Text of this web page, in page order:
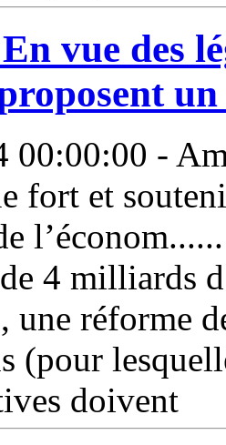
vue des
00:00:00 -
fort et
4 milliards
une réforme
(pour
doivent